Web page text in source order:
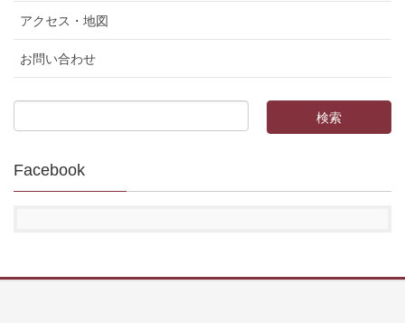
アクセス・地図
お問い合わせ
Facebook